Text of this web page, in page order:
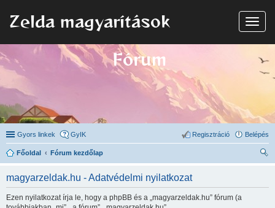
N
a
Zelda magyarítások
Fórum
Gyors linkek GyIK Belépés
Regisztráció
Főoldal
Fórum kezdőlap
magyarzeldak.hu - Adatvédelmi nyilatkozat
Ezen nyilatkozat írja le, hogy a phpBB és a „magyarzeldak.hu” fórum (a